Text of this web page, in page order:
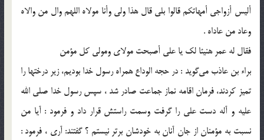
ألیس أزواجی أمهاتکم قالوا بلى قال هذا ولی وأنا مولاه اللهم وال من والاه
وعاد من عاداه .
فقال له عمر هنیئا لک یا علی أصبحت مولای ومولى کل مؤمن
براء بن عاذب می‌گوید : در حجه الوداع همراه رسول خدا بودیم، زیر درختها را
تمیز کردند، فرمان اقامه نماز جماعت صادر شد ، سپس رسول خدا صلی الله
علیه و آله دست علی را گرفت وسمت راستش قرار داد و فرمود : آیا من
نسبت به مؤمنان از جان آنان به خودشان برتر نیستم ؟ گفتند: آری ، فرمود :